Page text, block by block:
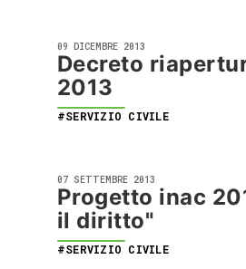
09 DICEMBRE 2013
Decreto
2013
#SERVIZIO CIVILE
07 SETTEMBRE 2013
Progetto inac
il diritto"
#SERVIZIO CIVILE